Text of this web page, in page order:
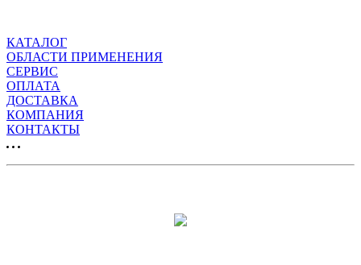
КАТАЛОГ
ОБЛАСТИ ПРИМЕНЕНИЯ
СЕРВИС
ОПЛАТА
ДОСТАВКА
КОМПАНИЯ
КОНТАКТЫ